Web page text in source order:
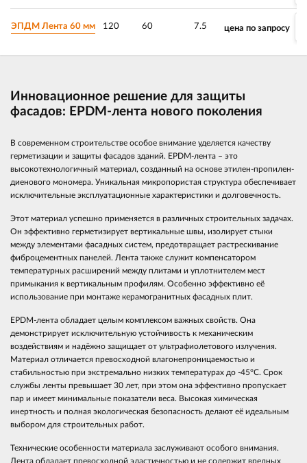
ЭПДМ Лента 60 мм 120 60 7.5 цена по запросу
Инновационное решение для защиты
фасадов: EPDM-лента нового поколения
В современном строительстве особое внимание уделяется качеству
герметизации и защиты фасадов зданий. EPDM-лента – это
высокотехнологичный материал, созданный на основе этилен-пропилен-
диенового мономера. Уникальная микропористая структура обеспечивает
исключительные эксплуатационные характеристики и долговечность.
Этот материал успешно применяется в различных строительных задачах.
Он эффективно герметизирует вертикальные швы, изолирует стыки
между элементами фасадных систем, предотвращает растрескивание
фиброцементных панелей. Лента также служит компенсатором
температурных расширений между плитами и уплотнителем мест
примыкания к вертикальным профилям. Особенно эффективно её
использование при монтаже керамогранитных фасадных плит.
EPDM-лента обладает целым комплексом важных свойств. Она
демонстрирует исключительную устойчивость к механическим
воздействиям и надёжно защищает от ультрафиолетового излучения.
Материал отличается превосходной влагонепроницаемостью и
стабильностью при экстремально низких температурах до -45°C. Срок
службы ленты превышает 30 лет, при этом она эффективно пропускает
пар и имеет минимальные показатели веса. Высокая химическая
инертность и полная экологическая безопасность делают её идеальным
выбором для строительных работ.
Технические особенности материала заслуживают особого внимания.
Лента обладает превосходной эластичностью и не содержит вредных